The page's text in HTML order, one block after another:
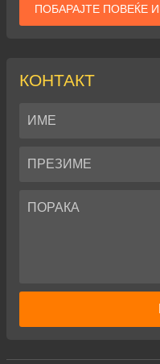
ПОБАРАЈТЕ ПОВЕЌЕ
КОНТАКТ